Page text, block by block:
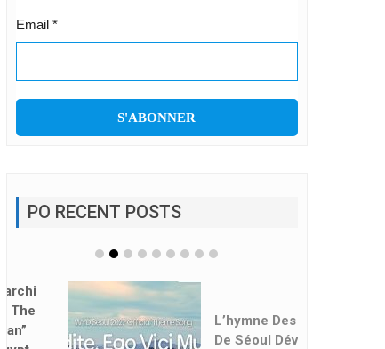
Email *
PO RECENT POSTS
De Séoul Dévoilé
https://www.vatican